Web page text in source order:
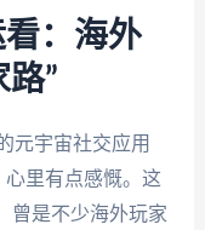
：海外
”
元宇宙社交应用
心里有点感慨。这
曾是不少海外玩家